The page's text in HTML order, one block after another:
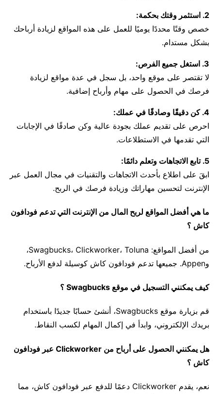
2. استثمر وقتك بحكمة:
خصص وقتًا محددًا يوميًا للعمل على هذه المواقع لزيادة أرباحك
بشكل مستدام.
3. استغل جميع الفرص:
لا تقتصر على موقع واحد، بل سجل في عدة مواقع لزيادة
فرصك في الحصول على مهام وأرباح إضافية.
4. كن دقيقًا وصادقًا في عملك:
احرص على تقديم عملك بجودة عالية وكن صادقًا في الإجابات
التي تقدمها في الاستطلاعات.
5. تابع الاتجاهات وتعلم دائمًا:
ابقَ على اطلاع بأحدث الاتجاهات والتقنيات في مجال العمل عبر
الإنترنت لتحسين مهاراتك وزيادة فرصك في الربح.
ما هي أفضل المواقع لربح المال من الإنترنت التي تدعم فودافون
كاش ؟
من أفضل المواقع: Swagbucks، Clickworker، Toluna،
وAppen. جميعها تدعم فودافون كاش كوسيلة لدفع الأرباح.
كيف يمكنني التسجيل في موقع Swagbucks ؟
قم بزيارة موقع Swagbucks، أنشئ حسابًا جديدًا باستخدام
بريدك الإلكتروني، وابدأ في إكمال المهام لكسب النقاط.
هل يمكنني الحصول على أرباح من Clickworker عبر فودافون
كاش ؟
نعم، يقدم Clickworker دعمًا للدفع عبر فودافون كاش، مما